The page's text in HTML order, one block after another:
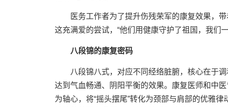
医务工作者为了提升伤残荣军的康复效果，
这充满爱的尝试，“他们用健康守护了祖国，我们
八段锦的康复密码
八段锦八式，对应不同经络脏腑，核心在于
达到气血畅通、阴阳平衡的效果。康复医师和中
为轴心，将“摇头摆尾”转化为颈部与肩部的优雅